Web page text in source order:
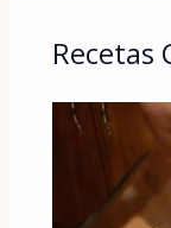
Recetas